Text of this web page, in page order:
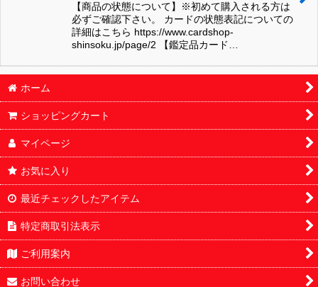
【商品の状態について】※初めて購入される方は
必ずご確認下さい。 カードの状態表記についての
詳細はこちら https://www.cardshop-
shinsoku.jp/page/2 【鑑定品カード…
ホーム
ショッピングカート
マイページ
お気に入り
最近チェックしたアイテム
特定商取引法表示
ご利用案内
お問い合わせ